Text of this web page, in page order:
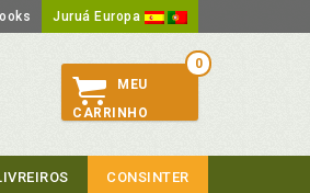
Juruá Europa
0
MEU
CARRINHO
CONSINTER